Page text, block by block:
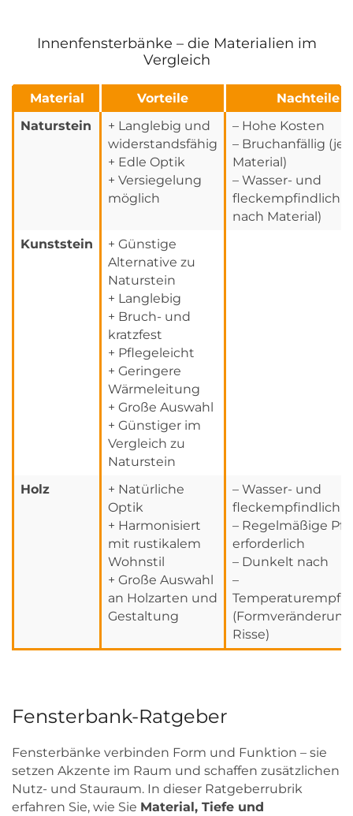
Innenfensterbänke – die Materialien im
Vergleich
Material Vorteile
Nachteile
Naturstein
+ Langlebig und
widerstandsfähig
+ Edle Optik
+ Versiegelung
möglich
– Hohe Kosten
– Bruchanfällig (je
Material)
– Wasser- und
fleckempfindlich
nach Material)
Kunststein
+ Günstige
Alternative zu
Naturstein
+ Langlebig
+ Bruch- und
kratzfest
+ Pflegeleicht
+ Geringere
Wärmeleitung
+ Große Auswahl
+ Günstiger im
Vergleich zu
Naturstein
Holz
+ Natürliche
Optik
+ Harmonisiert
mit rustikalem
Wohnstil
+ Große Auswahl
an Holzarten und
Gestaltung
– Wasser- und
fleckempfindlich
– Regelmäßige
erforderlich
– Dunkelt nach
–
Risse)
Fensterbank-Ratgeber
Fensterbänke verbinden Form und Funktion – sie
setzen Akzente im Raum und schaffen zusätzlichen
Nutz- und Stauraum. In dieser Ratgeberrubrik
erfahren Sie, wie Sie Material, Tiefe und